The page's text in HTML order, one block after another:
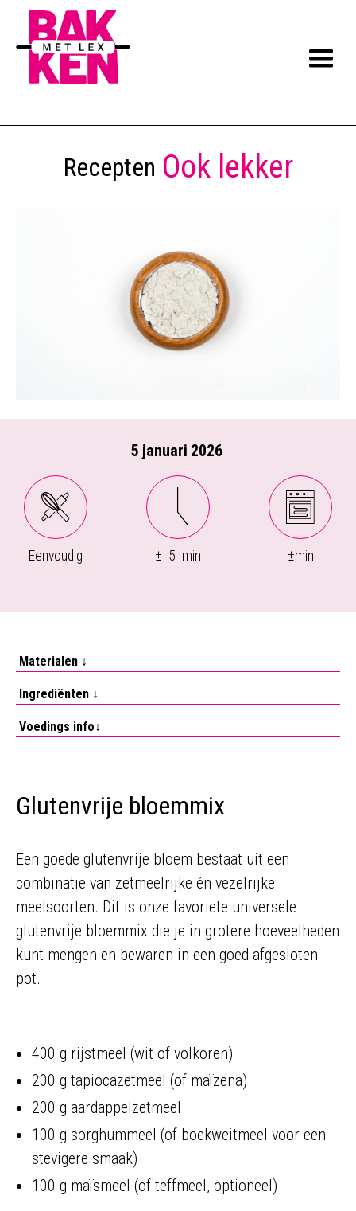
Recepten Ook lekker
Glutenvrije bloemmix
Een goede glutenvrije bloem bestaat uit een
combinatie van zetmeelrijke én vezelrijke
meelsoorten. Dit is onze favoriete universele
glutenvrije bloemmix die je in grotere hoeveelheden
kunt mengen en bewaren in een goed afgesloten
pot.
400 g rijstmeel (wit of volkoren)
200 g tapiocazetmeel (of maïzena)
200 g aardappelzetmeel
100 g sorghummeel (of boekweitmeel voor een
stevigere smaak)
100 g maïsmeel (of teffmeel, optioneel)
5 januari 2026
Eenvoudig ± 5 min ±min
Materialen ↓
Ingrediënten ↓
Voedings info↓